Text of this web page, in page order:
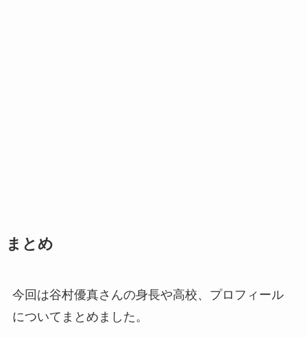
まとめ
今回は谷村優真さんの身長や高校、プロフィール
についてまとめました。